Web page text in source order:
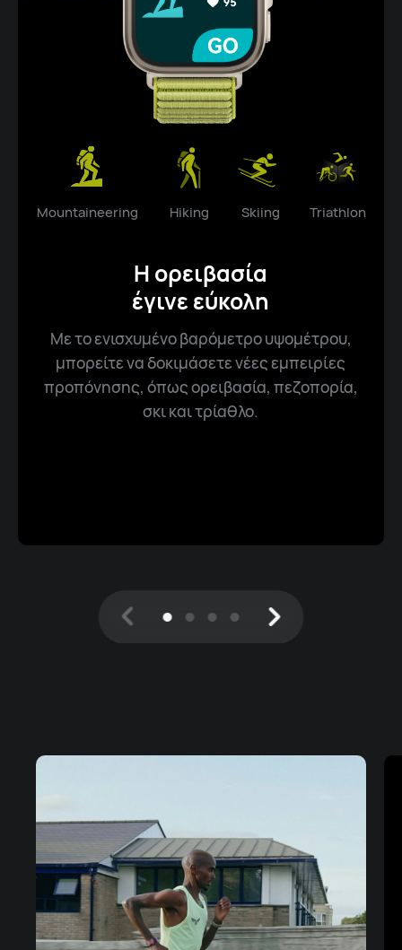
Η ορειβασία
έγινε εύκολη
Με το ενισχυμένο βαρόμετρο υψομέτρου,
μπορείτε να δοκιμάσετε νέες εμπειρίες
προπόνησης, όπως ορειβασία, πεζοπορία,
σκι και τρίαθλο.
Mountaineering Hiking Skiing Triathlon